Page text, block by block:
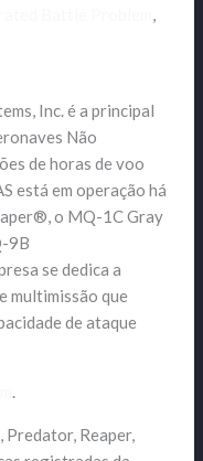
,
Inc. é a principal
Não
de horas de voo
está em operação há
o MQ-1C Gray
9B
se dedica a
multimissão que
de ataque
.
Predator, Reaper,